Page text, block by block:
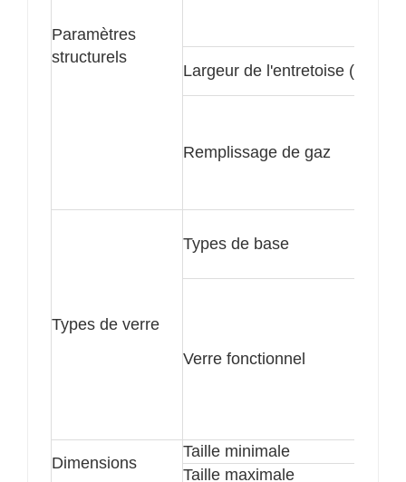
Paramètres
structurels
Largeur de l'entretoise (mm)
Remplissage de gaz
Types de verre
Types de base
Verre fonctionnel
Dimensions
Taille minimale
Taille maximale